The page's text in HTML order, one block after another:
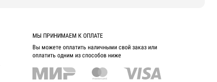
МЫ ПРИНИМАЕМ К ОПЛАТЕ
Вы можете оплатить наличными свой заказ или
оплатить одним из способов ниже